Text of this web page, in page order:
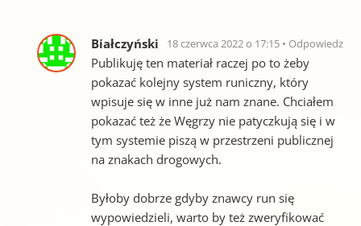
Białczyński 18 czerwca 2022 o 17:15 Odpowiedz
Publikuję ten materiał raczej po to żeby
pokazać kolejny system runiczny, który
wpisuje się w inne już nam znane. Chciałem
pokazać też że Węgrzy nie patyczkują się i w
tym systemie piszą w przestrzeni publicznej
na znakach drogowych.
Byłoby dobrze gdyby znawcy run się
wypowiedzieli, warto by też zweryfikować